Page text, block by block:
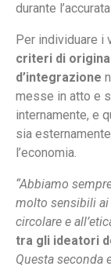
durante
Per individuare i
criteri di
d’integrazione
messe in atto e
internamente, e
sia
l’economia.
“Abbiamo
molto sensibili ai
circolare e
tra gli ideatori
Questa seconda